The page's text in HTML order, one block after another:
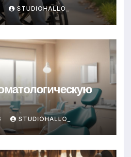
STUDIOHALLO_
STUDIOHALLO_